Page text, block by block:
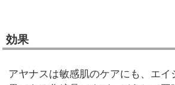
効果
アヤナスは敏感肌のケアにも、エイ